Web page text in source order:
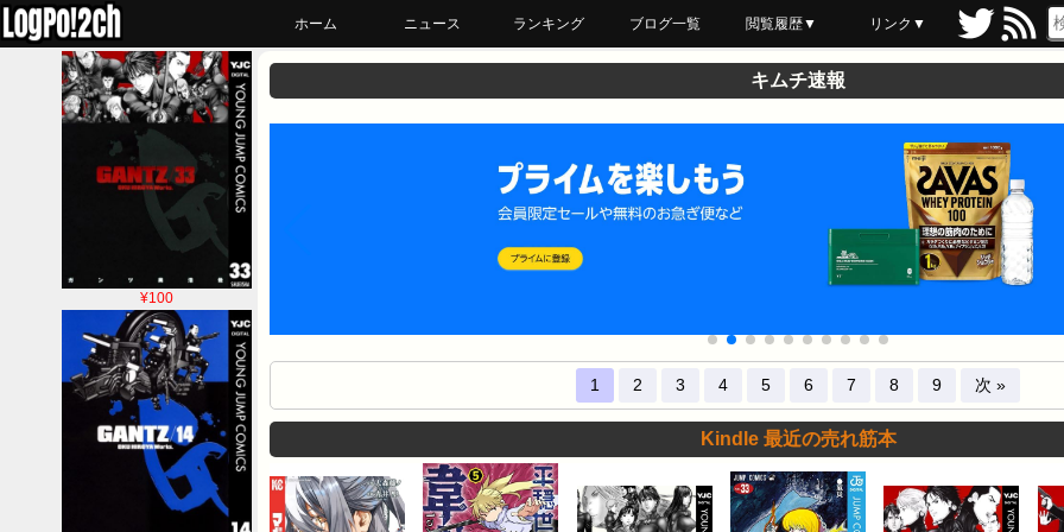
ホーム ニュース ランキング ブログ一覧 閲覧履歴▼
最近読んだ
あとで読む
ブックマーク
リンク▼
¥100
キムチ速報
1 2 3 4 5 6 7 8 9 次 »
Kindle 最近の売れ筋本